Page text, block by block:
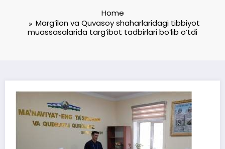
Home
Marg‘ilon va Quvasoy shaharlaridagi tibbiyot
muassasalarida targ‘ibot tadbirlari bo‘lib o‘tdi